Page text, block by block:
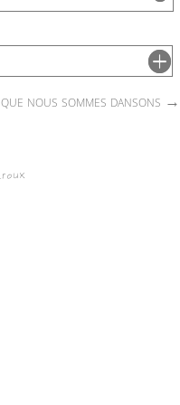
nous sommes dansons →